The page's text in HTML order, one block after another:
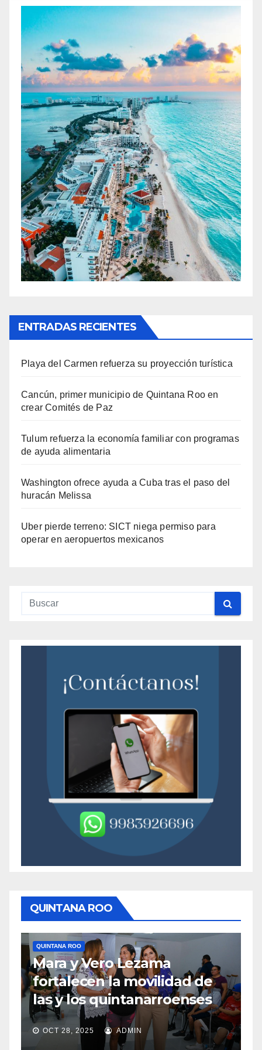
ENTRADAS RECIENTES
Playa del Carmen refuerza su proyección turística
Cancún, primer municipio de Quintana Roo en
crear Comités de Paz
Tulum refuerza la economía familiar con programas
de ayuda alimentaria
Washington ofrece ayuda a Cuba tras el paso del
huracán Melissa
Uber pierde terreno: SICT niega permiso para
operar en aeropuertos mexicanos
QUINTANA ROO
QUINTANA ROO TULUM
Medidas concretas para
mejorar el acceso a playas
en Tulum
OCT 28, 2025 ADMIN